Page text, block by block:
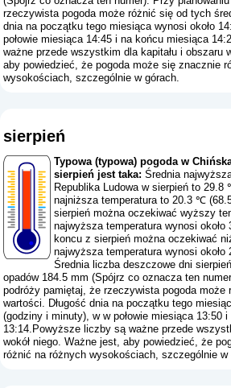
rzeczywista pogoda może różnić się od tych
dnia na początku tego miesiąca wynosi około
połowie miesiąca 14:45 i na końcu miesiąca
ważne przede wszystkim dla kapitału i obszaru
aby powiedzieć, że pogoda może się znacznie
wysokościach, szczególnie w górach.
sierpień
Typowa (typowa) pogoda w
sierpień jest taka: Średnia
Republika Ludowa w sierpień to
najniższa temperatura to 20.3 ℃
sierpień można oczekiwać wyższy
najwyższa temperatura wynosi
koncu z sierpień można oczekiwać
najwyższa temperatura wynosi
Średnia liczba deszczowe dni
opadów 184.5 mm (Spójrz co oznacza ten
podróży pamiętaj, że rzeczywista pogoda
wartości. Długość dnia na początku tego
(godziny i minuty), w w połowie miesiąca 13:50
13:14.Powyższe liczby są ważne przede
wokół niego. Ważne jest, aby powiedzieć, że
różnić na różnych wysokościach, szczególnie w